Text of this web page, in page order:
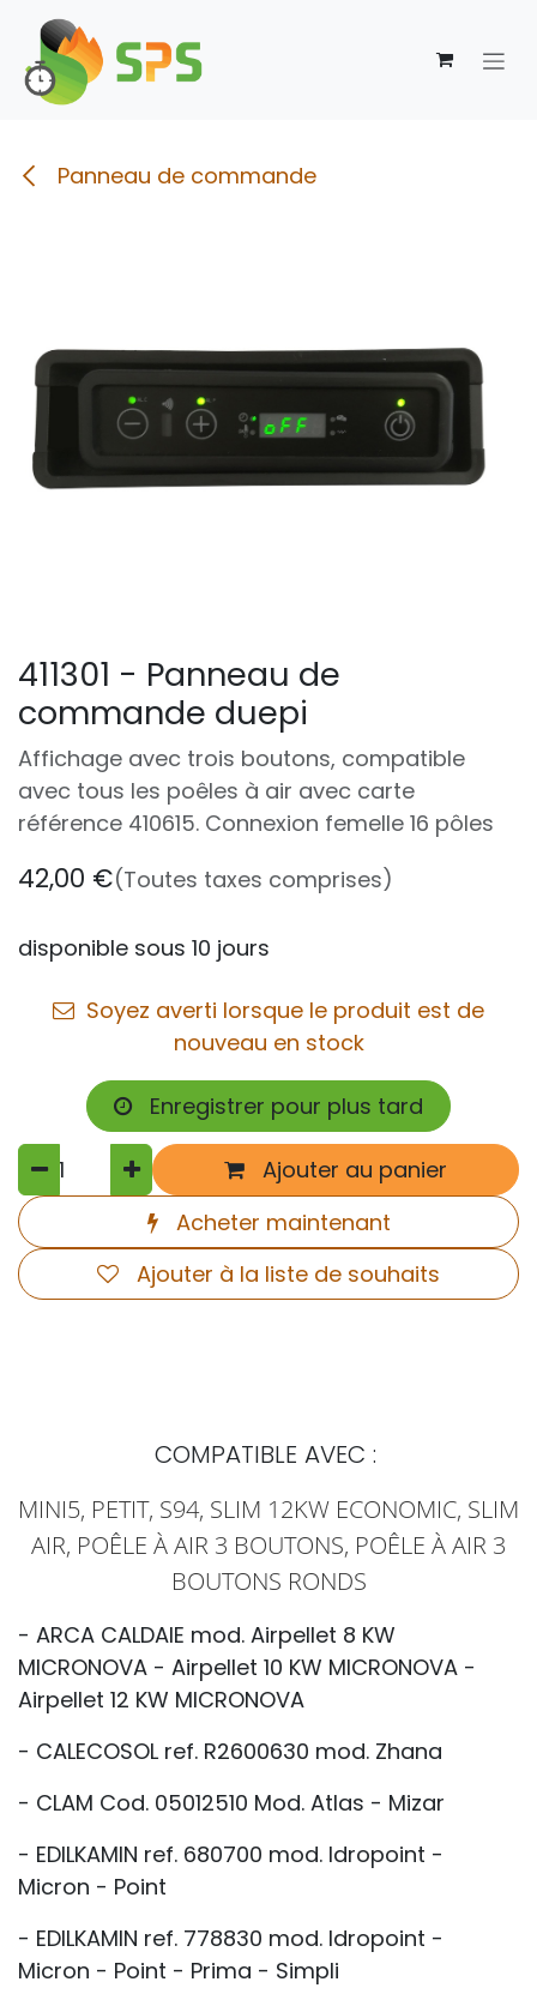
Se rendre au contenu
Panneau de commande
411301 - Panneau de
commande duepi
Affichage avec trois boutons, compatible
avec tous les poêles à air avec carte
référence 410615. Connexion femelle 16 pôles
42,00 €(Toutes taxes comprises)
disponible sous 10 jours
Soyez averti lorsque le produit est de
nouveau en stock
Enregistrer pour plus tard
Ajouter au panier
Acheter maintenant
Ajouter à la liste de souhaits
COMPATIBLE AVEC :
MINI5, PETIT, S94, SLIM 12KW ECONOMIC, SLIM
AIR, POÊLE À AIR 3 BOUTONS, POÊLE À AIR 3
BOUTONS RONDS
- ARCA CALDAIE mod. Airpellet 8 KW
MICRONOVA - Airpellet 10 KW MICRONOVA -
Airpellet 12 KW MICRONOVA
- CALECOSOL ref. R2600630 mod. Zhana
- CLAM Cod. 05012510 Mod. Atlas - Mizar
- EDILKAMIN ref. 680700 mod. Idropoint -
Micron - Point
- EDILKAMIN ref. 778830 mod. Idropoint -
Micron - Point - Prima - Simpli